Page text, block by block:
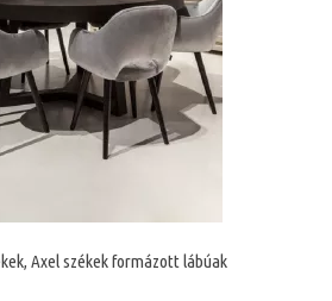
Axel székek formázott lábúak